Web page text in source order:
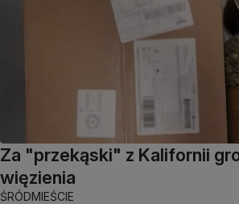
Za "przekąski" z Kalifornii
więzienia
ŚRÓDMIEŚCIE